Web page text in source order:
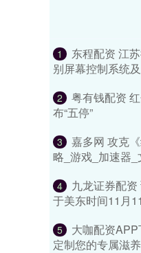
1
东程配资 江
别屏幕控制系统
2
粤有钱配资
布“五停”
3
嘉多网 攻克
略_游戏_加速器_
4
九龙证券配
于美东时间11月
5
大咖配资
定制您的专属滋